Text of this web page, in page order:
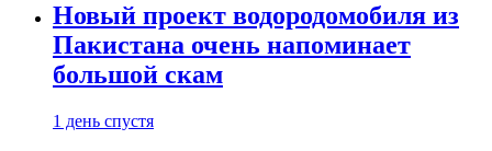
Новый проект водородомобиля из
Пакистана очень напоминает
большой скам
1 день спустя